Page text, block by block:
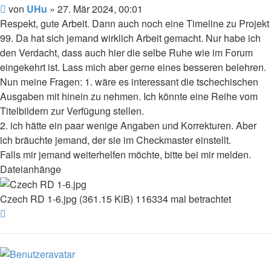
Beitrag
von UHu » 27. Mär 2024, 00:01
Respekt, gute Arbeit. Dann auch noch eine Timeline zu Projekt
99. Da hat sich jemand wirklich Arbeit gemacht. Nur habe ich
den Verdacht, dass auch hier die selbe Ruhe wie im Forum
eingekehrt ist. Lass mich aber gerne eines besseren belehren.
Nun meine Fragen: 1. wäre es interessant die tschechischen
Ausgaben mit hinein zu nehmen. Ich könnte eine Reihe vom
Titelbildern zur Verfügung stellen.
2. ich hätte ein paar wenige Angaben und Korrekturen. Aber
ich bräuchte jemand, der sie im Checkmaster einstellt.
Falls mir jemand weiterhelfen möchte, bitte bei mir melden.
Dateianhänge
Czech RD 1-6.jpg (361.15 KiB) 116334 mal betrachtet